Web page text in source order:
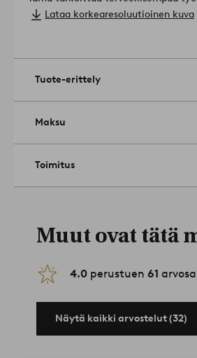
laatua.
Materiaali: 100% Puuvilla.
Kasan korkeus: 1.0 cm.
Paksuus: 1.1 cm.
Lataa korkearesoluutioinen kuva
Tuote-erittely
Maksu
Toimitus
Muut ovat tätä
4.0 perustuen 61
Näytä kaikki arvostelut (32)